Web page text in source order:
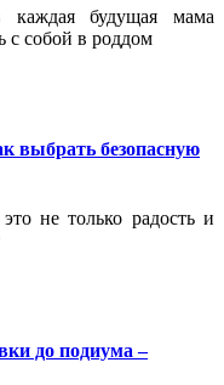
будущая мама
с собой в роддом
выбрать безопасную
не только радость и
до подиума –